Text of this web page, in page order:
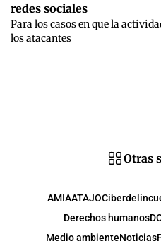
redes sociales
Para los casos en que la
los atacantes
Otras
AMIAATAJO
Derechos humanos
Medio ambienteNoticias